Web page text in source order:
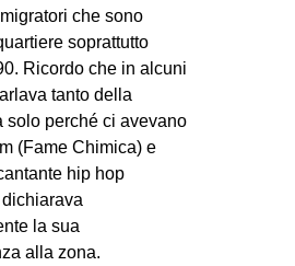
CULTURE
ARTE
CINEMA
MANIFESTI
MUSICA
RECENSIONI
che sono
soprattutto
Ricordo che in alcuni
tanto della
solo perché ci avevano
(Fame Chimica) e
hip hop
la sua
alla zona.